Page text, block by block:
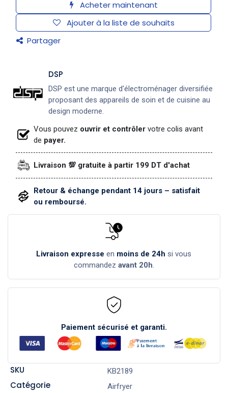
Acheter maintenant
Ajouter à la liste de souhaits
Partager
DSP
DSP est une marque d'électroménager diversifiée
proposant des appareils de soin et de cuisine au
design moderne.
Vous pouvez ouvrir et contrôler votre colis avant
de payer.
Livraison 💯 gratuite à partir 199 DT d'achat
Retour & échange pendant 14 jours – satisfait
ou remboursé.
Livraison expresse en moins de 24h si vous
commandez avant 20h.
Paiement sécurisé et garanti.
SKU KB2189
Catégorie Airfryer